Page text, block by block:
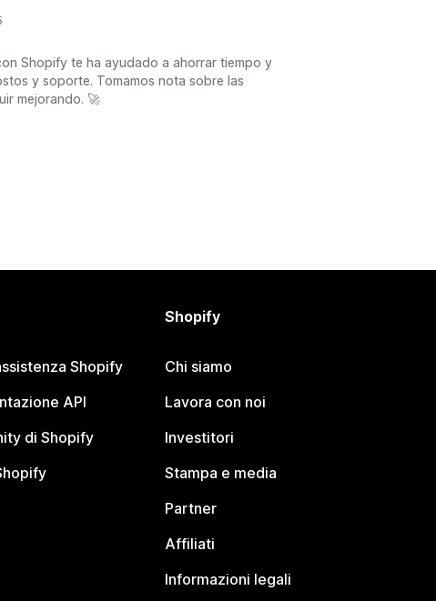
Shopify te ha ayudado a ahorrar tiempo y
y soporte. Tomamos nota sobre las
mejorando. 🚀
Shopify
API
di Shopify
Shopify
Chi siamo
Lavora con noi
Investitori
Stampa e media
Partner
Affiliati
Informazioni legali